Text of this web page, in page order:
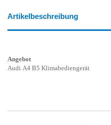
Artikelbeschreibung
Angebot
Audi A4 B5 Klimabediengerät